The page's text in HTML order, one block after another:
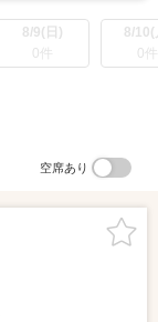
8/9(日)
0件
8/10(
0件
空席あり